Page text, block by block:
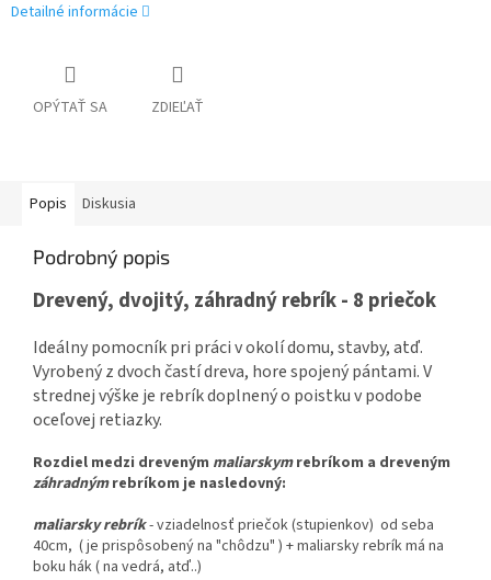
Detailné informácie
OPÝTAŤ SA ZDIEĽAŤ
Popis Diskusia
Podrobný popis
Drevený, dvojitý, záhradný rebrík - 8 priečok
Ideálny pomocník pri práci v okolí domu, stavby, atď.
Vyrobený z dvoch častí dreva, hore spojený pántami. V
strednej výške je rebrík doplnený o poistku v podobe
oceľovej retiazky.
Rozdiel medzi dreveným maliarskymrebríkom a dreveným
záhradnýmrebríkom je nasledovný:
maliarsky rebrík- vziadelnosť priečok (stupienkov) od seba
40cm, ( je prispôsobený na "chôdzu" ) + maliarsky rebrík má na
boku hák ( na vedrá, atď..)